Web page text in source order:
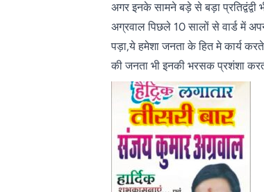
अगर इनके सामने बड़े से बड़ा
अग्रवाल पिछले 10 सालों से वार्ड में
पड़ा,ये हमेशा जनता के हित मे कार्य
की जनता भी इनकी भरसक प्रशंशा